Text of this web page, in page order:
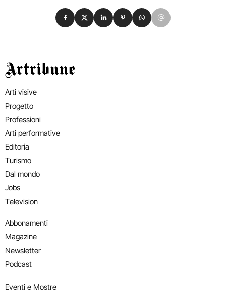
Condividi su Facebook
Condividi su X
Condividi su LinkedIn
Condividi su Pinterest
Condividi su WhatsApp
Condividi su Email
Artribune
Arti visive
Progetto
Professioni
Arti performative
Editoria
Turismo
Dal mondo
Jobs
Television
Abbonamenti
Magazine
Newsletter
Podcast
Eventi e Mostre